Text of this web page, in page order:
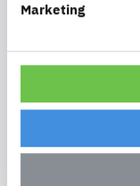
Marketing